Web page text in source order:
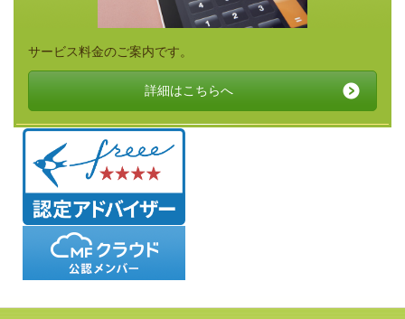
サービス料金のご案内です。
詳細はこちらへ